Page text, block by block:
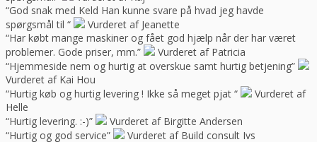
“God snak med Keld Han kunne svare på hvad jeg havde
spørgsmål til “
Vurderet af Jeanette
“Har købt mange maskiner og fået god hjælp når der har været
problemer. Gode priser, mm.”
Vurderet af Patricia
“Hjemmeside nem og hurtig at overskue samt hurtig betjening”
Vurderet af Kai Hou
“Hurtig køb og hurtig levering ! Ikke så meget pjat “
Vurderet af
Helle
“Hurtig levering. :-)”
Vurderet af Birgitte Andersen
“Hurtig og god service”
Vurderet af Build consult Ivs